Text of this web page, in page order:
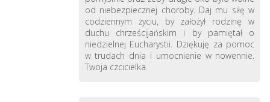
od niebezpiecznej choroby. Daj mu siłę w
codziennym życiu, by założył rodzinę w
duchu chrześcijańskim i by pamiętał o
niedzielnej Eucharystii. Dziękuję za pomoc
w trudach dnia i umocnienie w nowennie.
Twoja czcicielka.